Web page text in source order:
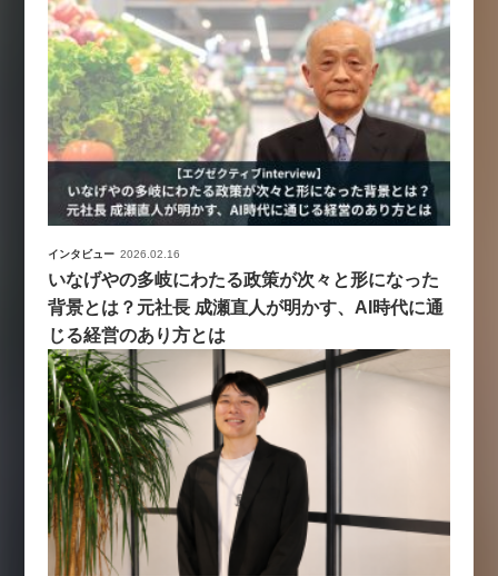
インタビュー 2026.02.16
いなげやの多岐にわたる政策が次々と形になった
背景とは？元社長 成瀬直人が明かす、AI時代に通
じる経営のあり方とは